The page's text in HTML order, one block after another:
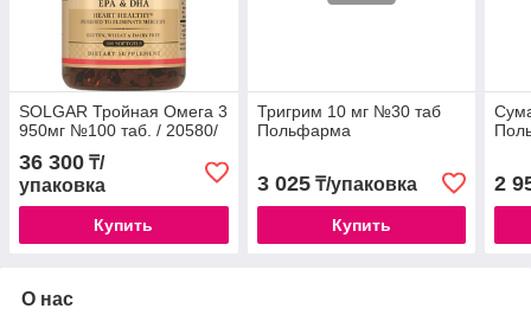
SOLGAR Тройная Омега 3
950мг №100 таб. / 20580/
36 300 ₸/
упаковка
Купить
Тригрим 10 мг №30 таб
Польфарма
3 025₸/упаковка
Купить
2
О нас